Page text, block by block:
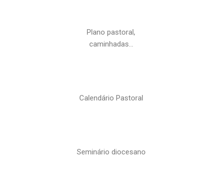
Plano pastoral,
caminhadas…
Calendário Pastoral
Seminário diocesano